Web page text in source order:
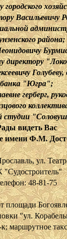
Васильевичу
района;
директору
Голубеву,
банка "Югра";
герберг,
студии
видеть Вас
имени Ф.М.
ул.
"Судостроитель"
48-81-75
площади
"ул.
к; маршрутное